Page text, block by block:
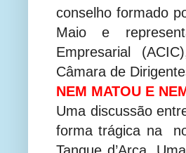
conselho formado
Maio e
Empresarial
Câmara de
NEM MATOU E
Uma discussão
forma trágica na
Tanque d’Arca.